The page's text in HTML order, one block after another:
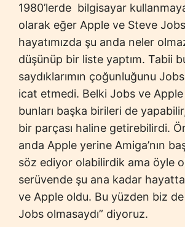
1980’lerde bilgisayar
olarak eğer Apple ve Steve
hayatımızda şu anda neler
düşünüp bir liste yaptım. Tabii
saydıklarımın çoğunluğunu
icat etmedi. Belki Jobs ve Apple
bunları başka birileri de yapabilir,
bir parçası haline getirebilirdi.
anda Apple yerine Amiga’nın
söz ediyor olabilirdik ama öyle
serüvende şu ana kadar
ve Apple oldu. Bu yüzden biz de
Jobs olmasaydı” diyoruz.